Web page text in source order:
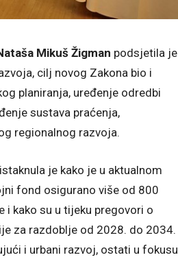
Mikuš Žigman podsjetila je
cilj novog Zakona bio i
planiranja, uređenje odredbi
sustava praćenja,
regionalnog razvoja.
je kako je u aktualnom
fond osigurano više od 800
i kako su u tijeku pregovori o
za razdoblje od 2028. do 2034.
i urbani razvoj, ostati u fokusu